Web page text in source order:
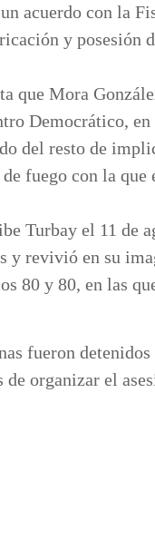
acuerdo con la
y posesión
que Mora
Democrático,
del resto de
fuego con la
Turbay el 11 de
y revivió en su
80 y 80, en las
fueron
de organizar el